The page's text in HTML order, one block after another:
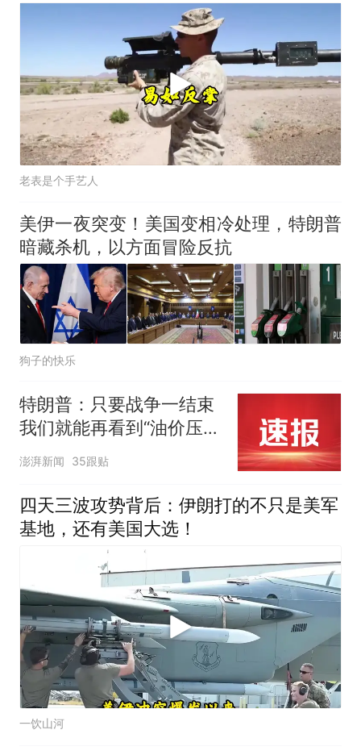
老表是个手艺人
美伊一夜突变！美国变相冷处理，特朗普
暗藏杀机，以方面冒险反抗
狗子的快乐
特朗普：只要战争一结束
我们就能再看到“油价压得
很低”的日子，伊朗撑不了
澎湃新闻 35跟贴
四天三波攻势背后：伊朗打的不只是美军
基地，还有美国大选！
一饮山河